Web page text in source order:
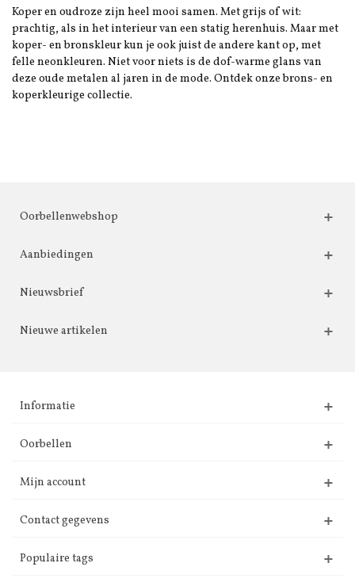
Koper en oudroze zijn heel mooi samen. Met grijs of wit:
prachtig, als in het interieur van een statig herenhuis. Maar met
koper- en bronskleur kun je ook juist de andere kant op, met
felle neonkleuren. Niet voor niets is de dof-warme glans van
deze oude metalen al jaren in de mode. Ontdek onze brons- en
koperkleurige collectie.
Oorbellenwebshop
Aanbiedingen
Nieuwsbrief
Nieuwe artikelen
Informatie
Oorbellen
Mijn account
Contact gegevens
Populaire tags